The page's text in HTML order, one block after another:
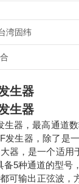
湾固纬
生器
生器
器，最高通道
发生器，除了是
器，是一个适
5种通道的型号
可输出正弦波